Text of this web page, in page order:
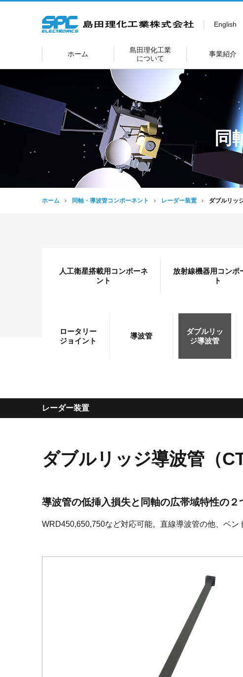
English
ホーム
島田理化工業
について
事業紹介
同
ホーム 同軸・導波管コンポーネント レーダー装置 ダブルリッ
人工衛星搭載用コンポーネ
ント
放射線機器用コンポ
ト
ロータリー
ジョイント
導波管
ダブルリッ
ジ導波管
レーダー装置
ダブルリッジ導波管（CT
導波管の低挿入損失と同軸の広帯域特性の２
WRD450,650,750など対応可能。直線導波管の他、ベ